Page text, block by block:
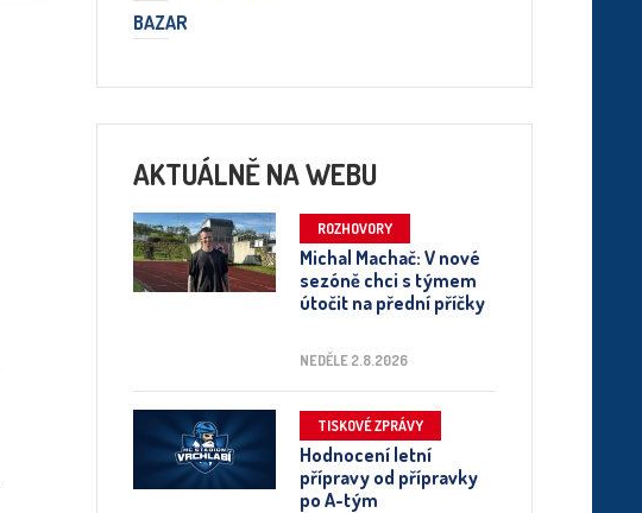
BAZAR
AKTUÁLNĚ NA WEBU
ROZHOVORY
Michal Machač: V nové
sezóně chci s týmem
útočit na přední příčky
NEDĚLE 2.8.2026
TISKOVÉ ZPRÁVY
Hodnocení letní
přípravy od přípravky
po A-tým